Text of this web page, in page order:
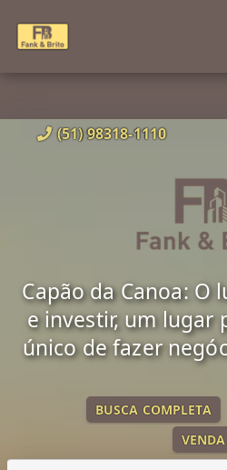
(51) 98318-1110
Capão da Canoa: O
e investir, um lugar
único de fazer
VENDA
BUSCA COMPLETA